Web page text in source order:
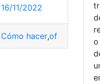
,creadores
16/11/2022
Cómo hacer,oficial